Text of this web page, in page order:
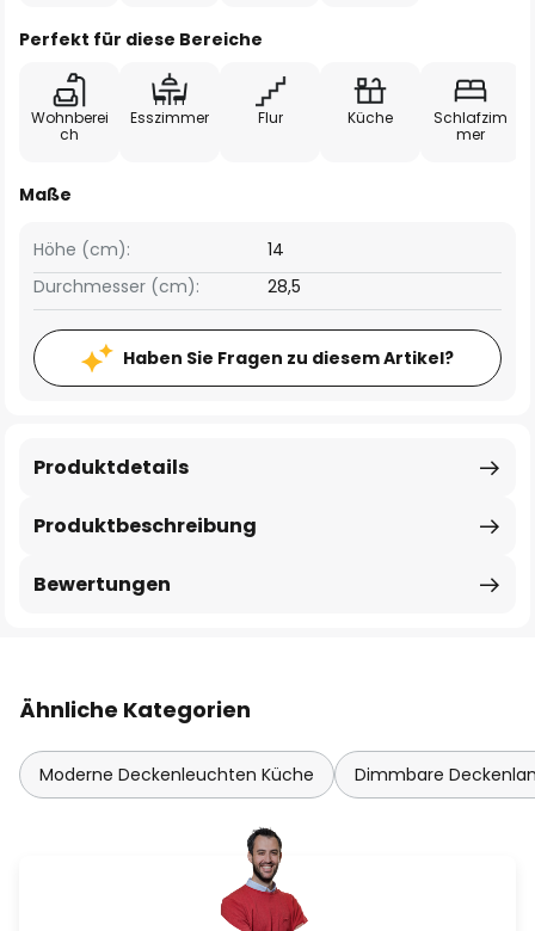
Perfekt für diese Bereiche
Wohnberei
ch
Esszimmer Flur Küche
Schlafzim
mer
Maße
Höhe (cm):
14
Durchmesser (cm):
28,5
Haben Sie Fragen zu diesem Artikel?
Produktbeschreibung
Produktdetails
Bewertungen
Ähnliche Kategorien
Moderne Deckenleuchten Küche Dimmbare